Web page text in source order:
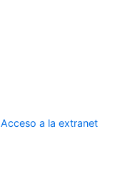
Acceso a la extranet